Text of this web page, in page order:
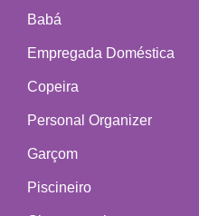
Babá
Empregada Doméstica
Copeira
Personal Organizer
Garçom
Piscineiro